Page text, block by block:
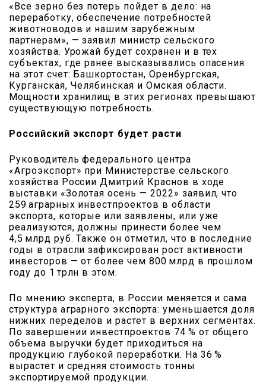
«Все зерно без потерь пойдет в дело: на
переработку, обеспечение потребностей
животноводов и нашим зарубежным
партнерам», — заявил министр сельского
хозяйства. Урожай будет сохранен и в тех
субъектах, где ранее высказывались опасения
на этот счет: Башкортостан, Оренбургская,
Курганская, Челябинская и Омская области.
Мощности хранилищ в этих регионах превышают
существующую потребность.
Российский экспорт будет расти
Руководитель федерального центра
«Агроэкспорт» при Министерстве сельского
хозяйства России Дмитрий Краснов в ходе
выставки «Золотая осень — 2022» заявил, что
259 аграрных инвестпроектов в области
экспорта, которые или заявлены, или уже
реализуются, должны принести более чем
4,5 млрд руб. Также он отметил, что в последние
годы в отрасли зафиксирован рост активности
инвесторов — от более чем 800 млрд в прошлом
году до 1 трлн в этом.
По мнению эксперта, в России меняется и сама
структура аграрного экспорта: уменьшается доля
нижних переделов и растет в верхних сегментах.
По завершении инвестпроектов 74 % от общего
объема выручки будет приходиться на
продукцию глубокой переработки. На 36 %
вырастет и средняя стоимость тонны
экспортируемой продукции.